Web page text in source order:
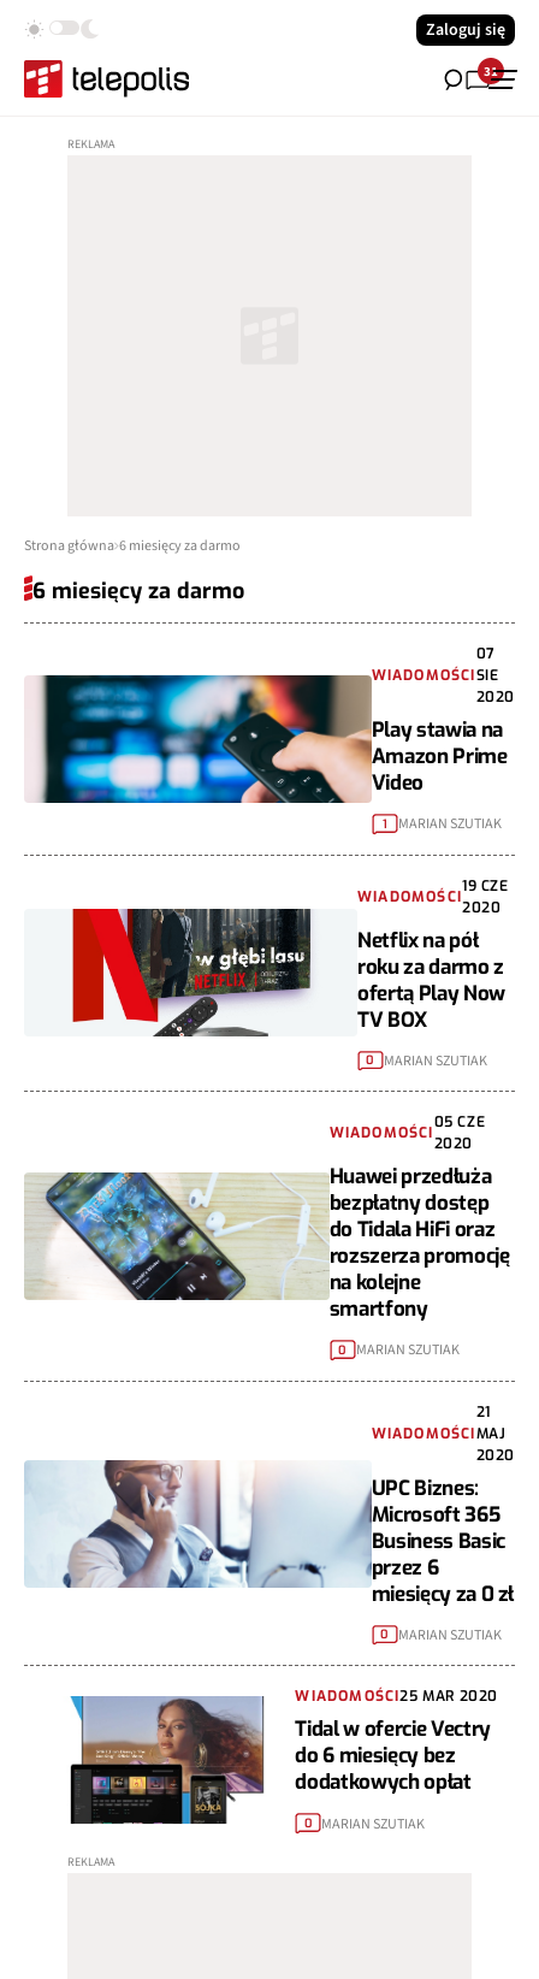
Zaloguj się
31
Strona główna 6 miesięcy za darmo
6 miesięcy za darmo
WIADOMOŚCI
07
SIE
2020
Play stawia na
Amazon Prime
Video
1 MARIAN SZUTIAK
WIADOMOŚCI
19 CZE
2020
Netflix na pół
roku za darmo z
ofertą Play Now
TV BOX
0 MARIAN SZUTIAK
WIADOMOŚCI
05 CZE
2020
Huawei przedłuża
bezpłatny dostęp
do Tidala HiFi oraz
rozszerza promocję
na kolejne
smartfony
0 MARIAN SZUTIAK
WIADOMOŚCI
21
MAJ
2020
UPC Biznes:
Microsoft 365
Business Basic
przez 6
miesięcy za 0 zł
0 MARIAN SZUTIAK
WIADOMOŚCI25 MAR 2020
Tidal w ofercie Vectry
do 6 miesięcy bez
dodatkowych opłat
0 MARIAN SZUTIAK